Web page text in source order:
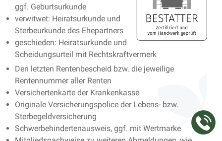
ggf. Geburtsurkunde
verwitwet: Heiratsurkunde und
Sterbeurkunde des Ehepartners
geschieden: Heiratsurkunde und
Scheidungsurteil mit Rechtskraftvermerk
Den letzten Rentenbescheid bzw. die jeweilige
Rentennummer aller Renten
Versichertenkarte der Krankenkasse
Originale Versicherungspolice der Lebens- bzw.
Sterbegeldversicherung
Schwerbehindertenausweis, ggf. mit Wertmarke